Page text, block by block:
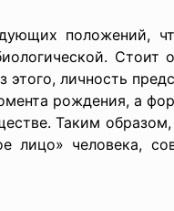
положений,
Стоит
личность
рождения, а
Таким
лицо» человека,